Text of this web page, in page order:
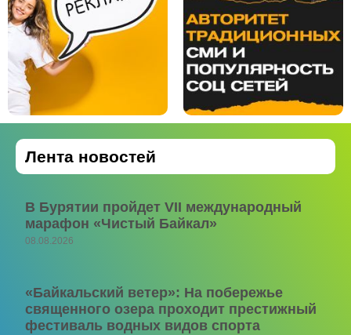
Лента новостей
В Бурятии пройдет VII международный
марафон «Чистый Байкал»
08.08.2026
«Байкальский ветер»: На побережье
священного озера проходит престижный
фестиваль водных видов спорта